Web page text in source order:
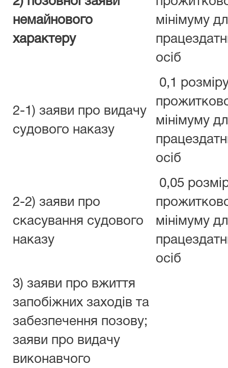
немайнового
характеру
мінімуму
осіб
2-1) заяви про видачу
судового наказу
0,1
мінімуму
осіб
2-2) заяви про
скасування судового
наказу
0,05
мінімуму
осіб
3) заяви про вжиття
запобіжних заходів та
забезпечення позову;
заяви про видачу
виконавчого